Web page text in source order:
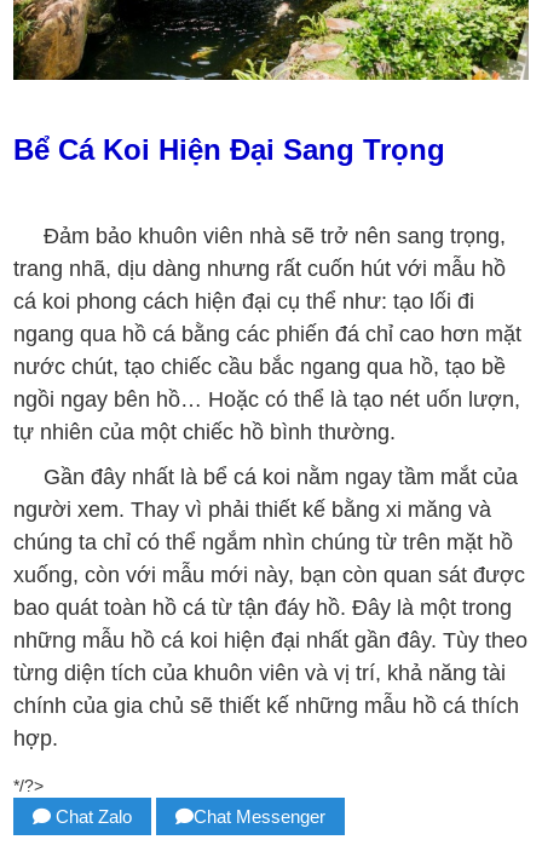
Bể Cá Koi Hiện Đại Sang Trọng
Đảm bảo khuôn viên nhà sẽ trở nên sang trọng,
trang nhã, dịu dàng nhưng rất cuốn hút với mẫu hồ
cá koi phong cách hiện đại cụ thể như: tạo lối đi
ngang qua hồ cá bằng các phiến đá chỉ cao hơn mặt
nước chút, tạo chiếc cầu bắc ngang qua hồ, tạo bề
ngồi ngay bên hồ… Hoặc có thể là tạo nét uốn lượn,
tự nhiên của một chiếc hồ bình thường.
Gần đây nhất là bể cá koi nằm ngay tầm mắt của
người xem. Thay vì phải thiết kế bằng xi măng và
chúng ta chỉ có thể ngắm nhìn chúng từ trên mặt hồ
xuống, còn với mẫu mới này, bạn còn quan sát được
bao quát toàn hồ cá từ tận đáy hồ. Đây là một trong
những mẫu hồ cá koi hiện đại nhất gần đây. Tùy theo
từng diện tích của khuôn viên và vị trí, khả năng tài
chính của gia chủ sẽ thiết kế những mẫu hồ cá thích
hợp.
*/?>
Chat Zalo Chat Messenger